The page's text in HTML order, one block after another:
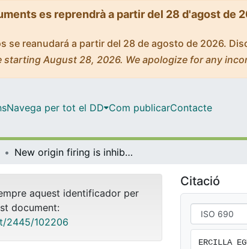
es reprendrà a partir del 28 d'agost de
reanudará a partir del 28 de agosto de 2026.
August 28, 2026. We apologize for any
Navega per tot el DD Com publicarContacte
New origin firing is inhibited by APC/CCdh1 activation in S-phase after severe replication stress.
aquest identificador per
document:
2445/102206
Citació
ERCILLA